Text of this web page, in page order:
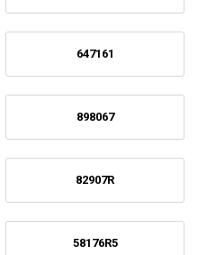
647161
898067
82907R
58176R5